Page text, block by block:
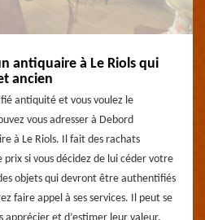
antiquaire à Le Riols qui
ancien
antiquité et vous voulez le
vous adresser à Debord
à Le Riols. Il fait des rachats
prix si vous décidez de lui céder votre
objets qui devront être authentifiés
faire appel à ses services. Il peut se